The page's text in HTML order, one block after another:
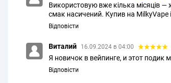
Використовую вже кілька місяців
смак насичений. Купив на MilkyVape
Відповісти
Виталий 16.09.2024 в 04:00
Я новичок в вейпинге, и этот подик
Відповісти